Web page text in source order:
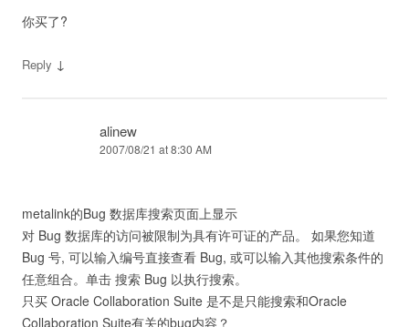
你买了?
Reply ↓
alinew
2007/08/21 at 8:30 AM
metalink的Bug 数据库搜索页面上显示
对 Bug 数据库的访问被限制为具有许可证的产品。 如果您知道
Bug 号, 可以输入编号直接查看 Bug, 或可以输入其他搜索条件的
任意组合。单击 搜索 Bug 以执行搜索。
只买 Oracle Collaboration Suite 是不是只能搜索和Oracle
Collaboration Suite有关的bug内容？